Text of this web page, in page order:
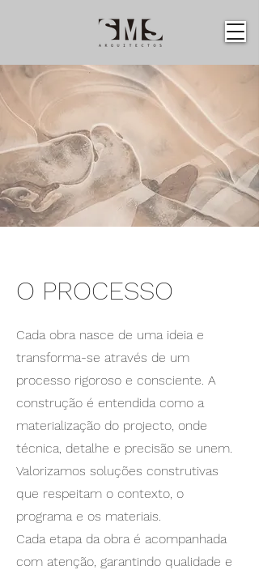
O PROCESSO
Cada obra nasce de uma ideia e
transforma-se através de um
processo rigoroso e consciente. A
construção é entendida como a
materialização do projecto, onde
técnica, detalhe e precisão se unem.
Valorizamos soluções construtivas
que respeitam o contexto, o
programa e os materiais.
Cada etapa da obra é acompanhada
com atenção, garantindo qualidade e